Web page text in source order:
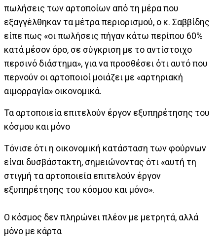
πωλήσεις των αρτοποίων από τη μέρα που
εξαγγέλθηκαν τα μέτρα περιορισμού, ο κ. Σαββίδης
είπε πως «οι πωλήσεις πήγαν κάτω περίπου 60%
κατά μέσον όρο, σε σύγκριση με το αντίστοιχο
περσινό διάστημα», για να προσθέσει ότι αυτό που
περνούν οι αρτοποιοί μοιάζει με «αρτηριακή
αιμορραγία» οικονομικά.
Τα αρτοποιεία επιτελούν έργον εξυπηρέτησης του
κόσμου και μόνο
Τόνισε ότι η οικονομική κατάσταση των φούρνων
είναι δυσβάστακτη, σημειώνοντας ότι «αυτή τη
στιγμή τα αρτοποιεία επιτελούν έργον
εξυπηρέτησης του κόσμου και μόνο».
Ο κόσμος δεν πληρώνει πλέον με μετρητά, αλλά
μόνο με κάρτα